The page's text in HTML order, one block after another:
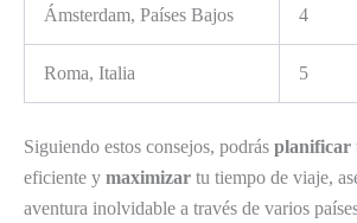
Ámsterdam, Países Bajos 4
Roma, Italia 5
Siguiendo estos consejos, podrás planificar
eficiente y maximizar tu tiempo de viaje,
aventura inolvidable a través de varios